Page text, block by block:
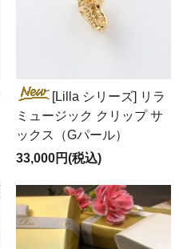
[Lilla シリーズ] リラ
ミュージック クリップ サ
ックス（Gパール）
33,000円(税込)